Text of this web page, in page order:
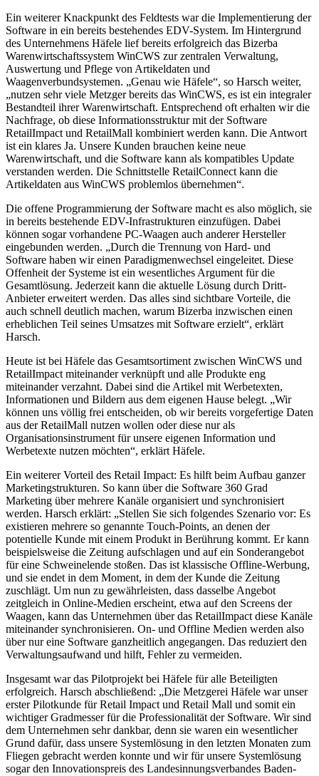
Ein weiterer Knackpunkt des Feldtests war die Implementierung der
Software in ein bereits bestehendes EDV-System. Im Hintergrund
des Unternehmens Häfele lief bereits erfolgreich das Bizerba
Warenwirtschaftssystem WinCWS zur zentralen Verwaltung,
Auswertung und Pflege von Artikeldaten und
Waagenverbundsystemen. „Genau wie Häfele“, so Harsch weiter,
„nutzen sehr viele Metzger bereits das WinCWS, es ist ein integraler
Bestandteil ihrer Warenwirtschaft. Entsprechend oft erhalten wir die
Nachfrage, ob diese Informationsstruktur mit der Software
RetailImpact und RetailMall kombiniert werden kann. Die Antwort
ist ein klares Ja. Unsere Kunden brauchen keine neue
Warenwirtschaft, und die Software kann als kompatibles Update
verstanden werden. Die Schnittstelle RetailConnect kann die
Artikeldaten aus WinCWS problemlos übernehmen“.
Die offene Programmierung der Software macht es also möglich, sie
in bereits bestehende EDV-Infrastrukturen einzufügen. Dabei
können sogar vorhandene PC-Waagen auch anderer Hersteller
eingebunden werden. „Durch die Trennung von Hard- und
Software haben wir einen Paradigmenwechsel eingeleitet. Diese
Offenheit der Systeme ist ein wesentliches Argument für die
Gesamtlösung. Jederzeit kann die aktuelle Lösung durch Dritt-
Anbieter erweitert werden. Das alles sind sichtbare Vorteile, die
auch schnell deutlich machen, warum Bizerba inzwischen einen
erheblichen Teil seines Umsatzes mit Software erzielt“, erklärt
Harsch.
Heute ist bei Häfele das Gesamtsortiment zwischen WinCWS und
RetailImpact miteinander verknüpft und alle Produkte eng
miteinander verzahnt. Dabei sind die Artikel mit Werbetexten,
Informationen und Bildern aus dem eigenen Hause belegt. „Wir
können uns völlig frei entscheiden, ob wir bereits vorgefertige Daten
aus der RetailMall nutzen wollen oder diese nur als
Organisationsinstrument für unsere eigenen Information und
Werbetexte nutzen möchten“, erklärt Häfele.
Ein weiterer Vorteil des Retail Impact: Es hilft beim Aufbau ganzer
Marketingstrukturen. So kann über die Software 360 Grad
Marketing über mehrere Kanäle organisiert und synchronisiert
werden. Harsch erklärt: „Stellen Sie sich folgendes Szenario vor: Es
existieren mehrere so genannte Touch-Points, an denen der
potentielle Kunde mit einem Produkt in Berührung kommt. Er kann
beispielsweise die Zeitung aufschlagen und auf ein Sonderangebot
für eine Schweinelende stoßen. Das ist klassische Offline-Werbung,
und sie endet in dem Moment, in dem der Kunde die Zeitung
zuschlägt. Um nun zu gewährleisten, dass dasselbe Angebot
zeitgleich in Online-Medien erscheint, etwa auf den Screens der
Waagen, kann das Unternehmen über das RetailImpact diese Kanäle
miteinander synchronisieren. On- und Offline Medien werden also
über nur eine Software ganzheitlich angegangen. Das reduziert den
Verwaltungsaufwand und hilft, Fehler zu vermeiden.
Insgesamt war das Pilotprojekt bei Häfele für alle Beteiligten
erfolgreich. Harsch abschließend: „Die Metzgerei Häfele war unser
erster Pilotkunde für Retail Impact und Retail Mall und somit ein
wichtiger Gradmesser für die Professionalität der Software. Wir sind
dem Unternehmen sehr dankbar, denn sie waren ein wesentlicher
Grund dafür, dass unsere Systemlösung in den letzten Monaten zum
Fliegen gebracht werden konnte und wir für unsere Systemlösung
sogar den Innovationspreis des Landesinnungsverbandes Baden-